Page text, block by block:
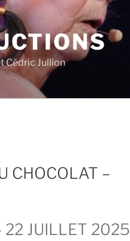
Cédric Jullion
CHOCOLAT –
22 JUILLET 2025